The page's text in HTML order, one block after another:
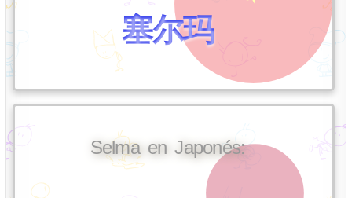
塞尔玛
Selma en Japonés: